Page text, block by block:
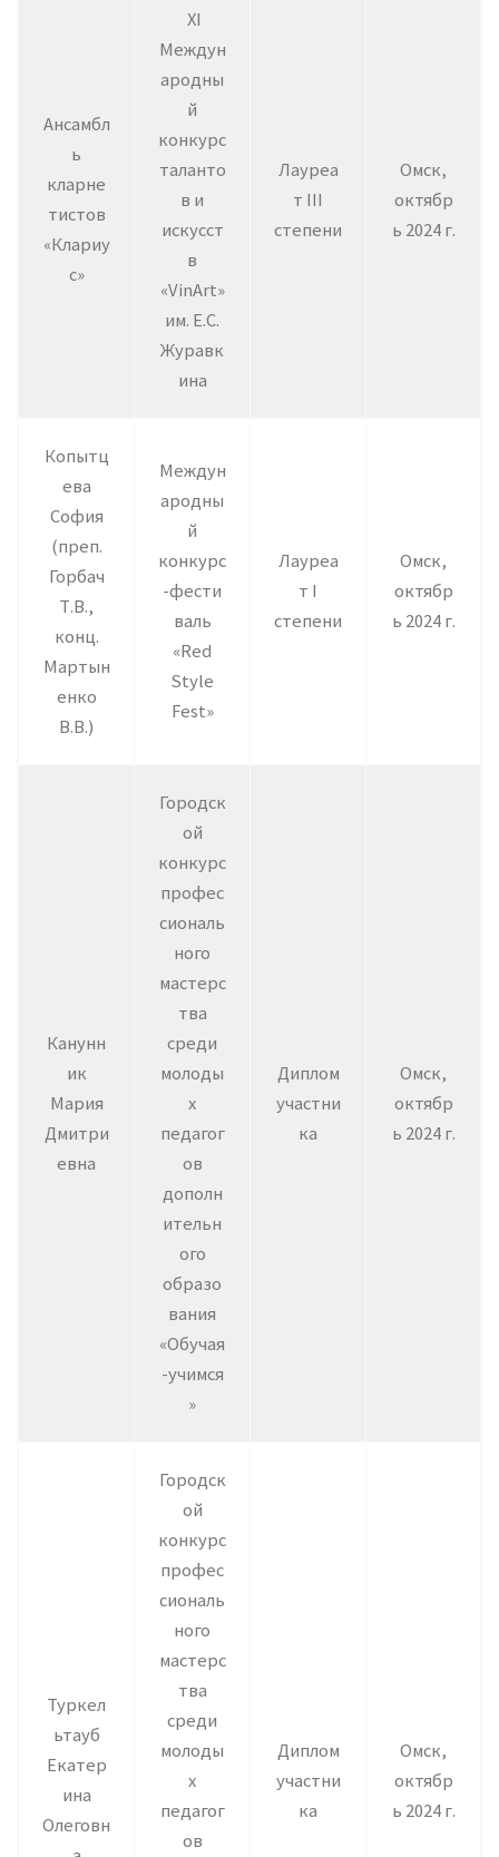
Ансамбл
ь
кларне
тистов
«Клариу
с»
XI
Междун
ародны
й
конкурс
таланто
в и
искусст
в
«VinArt»
им. Е.С.
Журавк
ина
Лауреа
т III
степени
Омск,
октябр
ь 2024 г.
Копытц
ева
София
(преп.
Горбач
Т.В.,
конц.
Мартын
енко
В.В.)
Междун
ародны
й
конкурс
-фести
валь
«Red
Style
Fest»
Лауреа
т I
степени
Омск,
октябр
ь 2024 г.
Канунн
ик
Мария
Дмитри
евна
Городск
ой
конкурс
профес
сиональ
ного
мастерс
тва
среди
молоды
х
педагог
ов
дополн
ительн
ого
образо
вания
«Обучая
-учимся
»
Диплом
участни
ка
Омск,
октябр
ь 2024 г.
Туркел
ьтауб
Екатер
ина
Олеговн
Городск
ой
конкурс
профес
сиональ
ного
мастерс
тва
среди
молоды
х
педагог
ов
Диплом
участни
ка
Омск,
октябр
ь 2024 г.